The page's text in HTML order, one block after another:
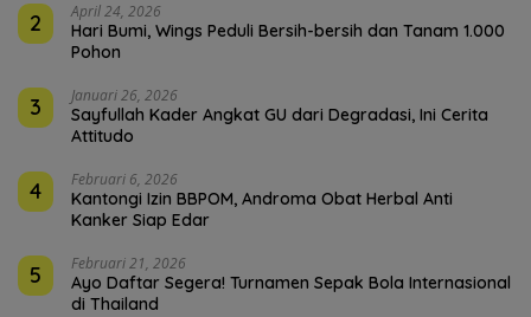
2 April 24, 2026
Hari Bumi, Wings Peduli Bersih-bersih dan Tanam 1.000
Pohon
3 Januari 26, 2026
Sayfullah Kader Angkat GU dari Degradasi, Ini Cerita
Attitudo
4 Februari 6, 2026
Kantongi Izin BBPOM, Androma Obat Herbal Anti
Kanker Siap Edar
5 Februari 21, 2026
Ayo Daftar Segera! Turnamen Sepak Bola Internasional
di Thailand